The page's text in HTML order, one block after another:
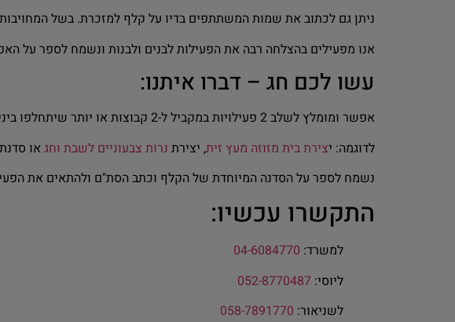
ניתן גם לכתוב את שמות המשתתפים בדיו על קלף למזכרת. בשל
אנו מפעילים בהצלחה רבה את הפעילות לבנים ולבנות ונשמח לספר על
עשו לכם חג – דברו איתנו:
אפשר ומומלץ לשלב 2 פעילויות במקביל ל-2 קבוצות או יותר שיתחלפו ביניהן אחרי 45 דקות, או בפעילות אחת אחרי השנייה.
לדוגמה: יצירת בית מזוזה מעץ זית, יצירת נרות צבעוניים לשבת וחג או סדנת
נשמח לספר על הסדנה המיוחדת של הקלף וכתב הסת"ם ולהתאים את
התקשרו עכשיו:
למשרד: 04-6084770
ליוסי: 052-8770487
לשניאור: 058-7891770